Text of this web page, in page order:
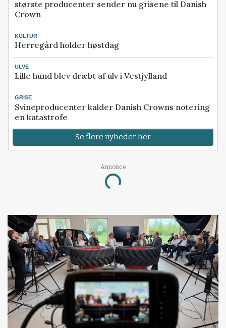
største producenter sender nu grisene til Danish
Crown
KULTUR
Herregård holder høstdag
ULVE
Lille hund blev dræbt af ulv i Vestjylland
GRISE
Svineproducenter kalder Danish Crowns notering
en katastrofe
Se flere nyheder her
Annonce
Loading...